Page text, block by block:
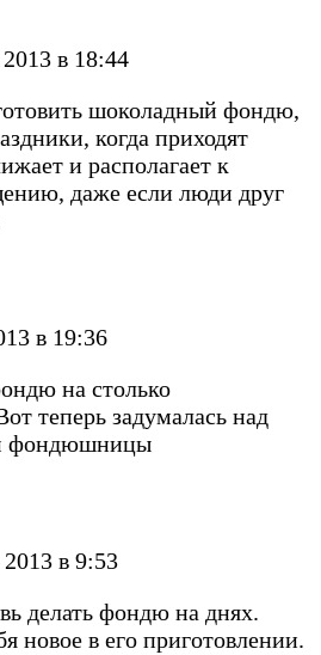
в 18:44
шоколадный фондю,
когда приходят
и располагает к
даже если люди друг
в 19:36
на столько
теперь задумалась над
фондюшницы
в 9:53
делать фондю на днях.
новое в его приготовлении.